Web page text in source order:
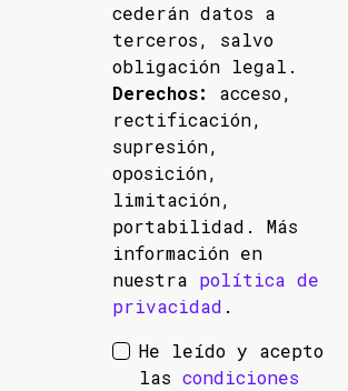
cederán datos a
terceros, salvo
obligación legal.
Derechos:
acceso,
rectificación,
supresión,
oposición,
limitación,
portabilidad. Más
información en
nuestra política de
privacidad .
He leído y acepto
las condiciones